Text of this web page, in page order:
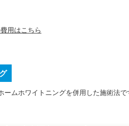
用はこちら
ームホワイトニングを併用した施術法